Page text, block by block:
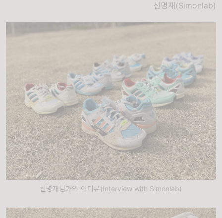
신명재(Simonlab)
신명재님과의 인터뷰(Interview with Simonlab)